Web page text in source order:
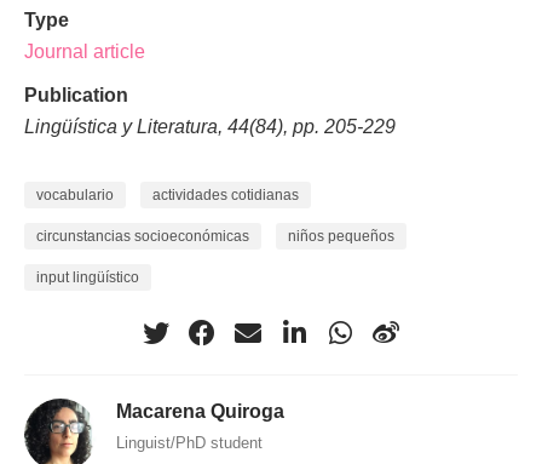
Type
Journal article
Publication
Lingüística y Literatura, 44(84), pp. 205-229
vocabulario actividades cotidianas
circunstancias socioeconómicas niños pequeños
input lingüístico
Macarena Quiroga
Linguist/PhD student